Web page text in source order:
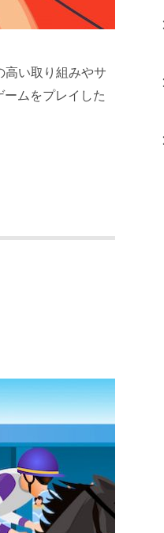
高い取り組みやサ
ムをプレイした